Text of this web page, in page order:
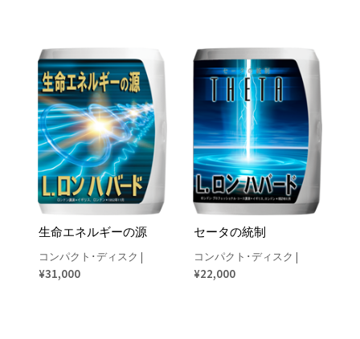
生命エネルギーの源
コンパクト･ディスク |
¥31,000
セータの統制
コンパクト･ディスク |
¥22,000